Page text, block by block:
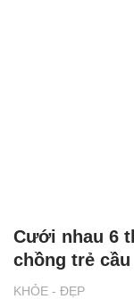
KHỎE - ĐẸP
Cưới nhau 6
chồng trẻ